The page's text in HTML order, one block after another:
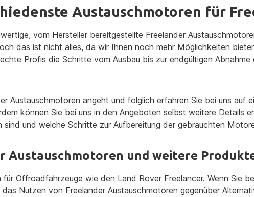
Austauschmotoren für
vom Hersteller bereitgestellte Freelander
das ist nicht alles, da wir Ihnen noch mehr Möglichkeiten
Profis die Schritte vom Ausbau bis zur endgültigen
Austauschmotoren angeht und folglich erfahren Sie bei uns auf
können Sie bei uns in den Angeboten selbst weitere Details
und welche Schritte zur Aufbereitung der gebrauchten
Austauschmotoren und weitere
Offroadfahrzeuge wie den Land Rover Freelancer. Wenn Sie
Nutzen von Freelander Austauschmotoren gegenüber